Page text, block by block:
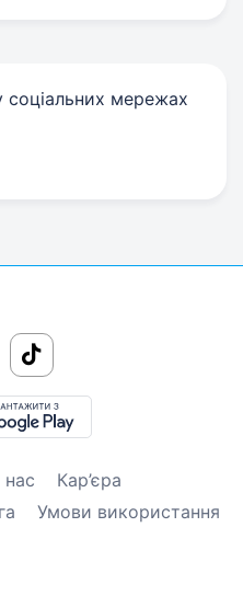
соціальних мережах
Кар’єра
Умови використання